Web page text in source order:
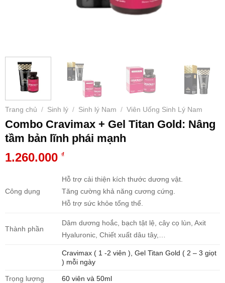
Trang chủ / Sinh lý / Sinh lý Nam / Viên Uống Sinh Lý Nam
Combo Cravimax + Gel Titan Gold: Nâng
tầm bản lĩnh phái mạnh
1.260.000 ₫
Công dụng
Hỗ trợ cải thiện kích thước dương vật.
Tăng cường khả năng cương cứng.
Hỗ trợ sức khỏe tổng thể.
Thành phần
Dâm dương hoắc, bạch tật lệ, cây cọ lùn, Axit
Hyaluronic, Chiết xuất dâu tây,…
Cravimax ( 1 -2 viên ), Gel Titan Gold ( 2 – 3 giọt
) mỗi ngày
Trọng lượng 60 viên và 50ml